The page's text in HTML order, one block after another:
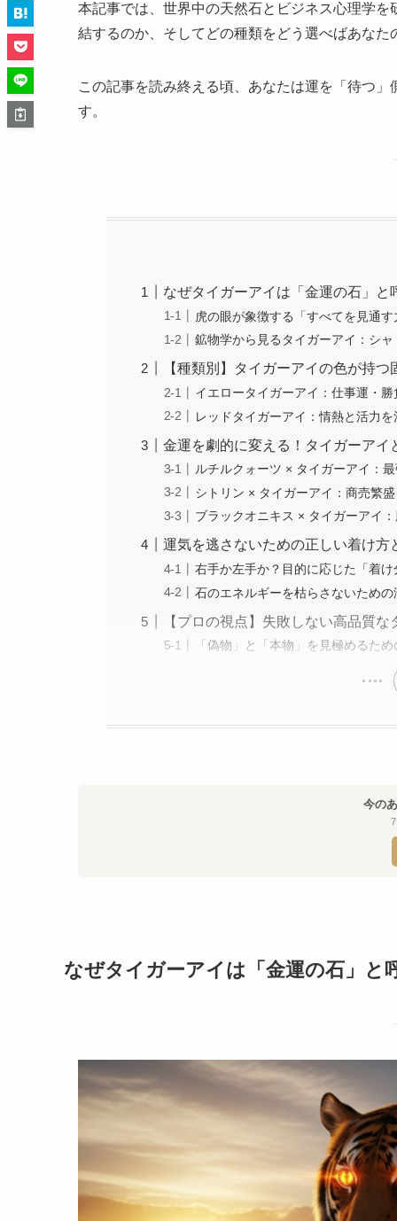
本記事では、世界中の天然石とビジネス心理学
結するのか、そしてどの種類をどう選べばあな
この記事を読み終える頃、あなたは運を「待つ
す。
なぜタイガーアイは「金運の石」
虎の眼が象徴する「すべてを見通
鉱物学から見るタイガーアイ：シ
【種類別】タイガーアイの色が持
イエロータイガーアイ：仕事運・
レッドタイガーアイ：情熱と活力
金運を劇的に変える！タイガーア
ルチルクォーツ × タイガーアイ：
シトリン × タイガーアイ：商売繁
ブラックオニキス × タイガーアイ
運気を逃さないための正しい着け方
右手か左手か？目的に応じた「着
石のエネルギーを枯らさないため
【プロの視点】失敗しない高品質
「偽物」と「本物」を見極めるた
今の
なぜタイガーアイは「金運の石」と